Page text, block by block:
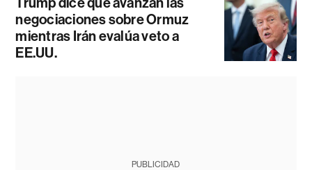
negociaciones sobre Ormuz
mientras Irán evalúa veto a
EE.UU.
PUBLICIDAD